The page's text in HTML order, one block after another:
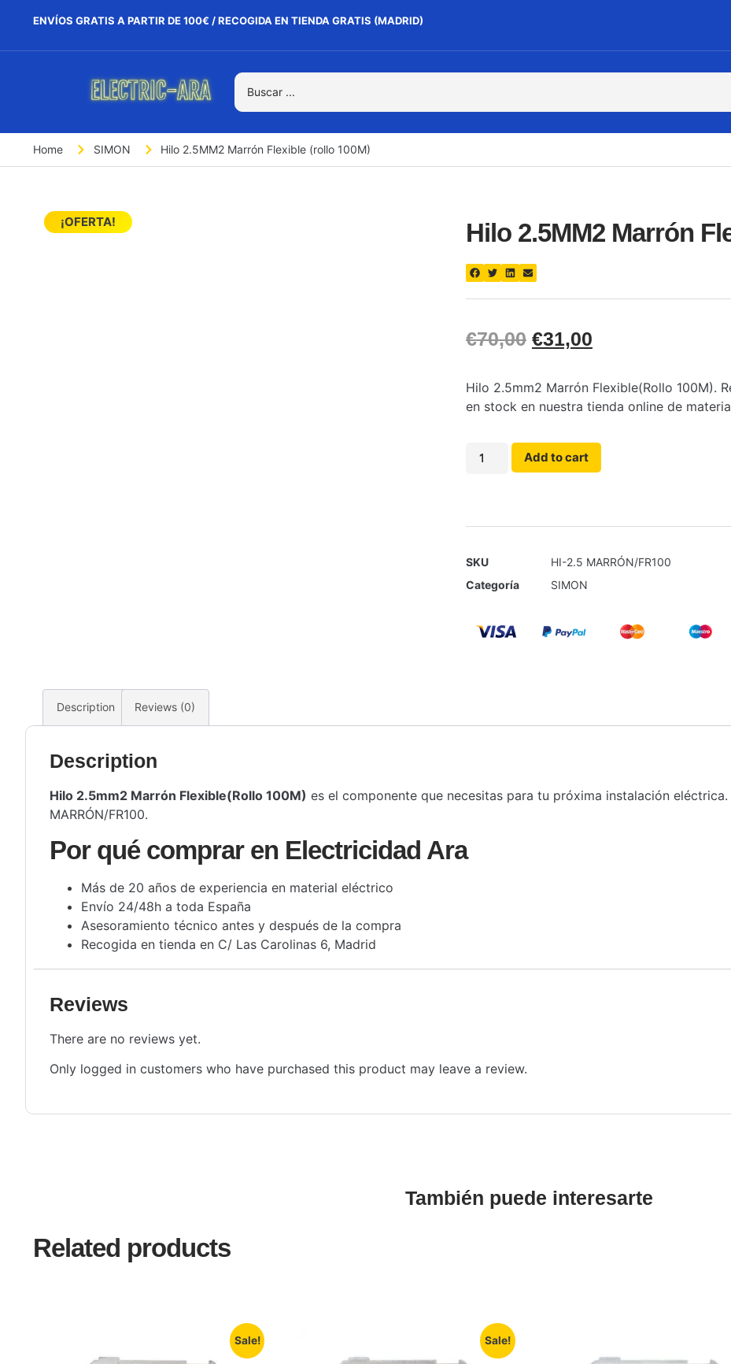
ENVÍOS GRATIS A PARTIR DE 100€ / RECOGIDA EN TIENDA GRATIS (MADRID)
Home SIMON Hilo 2.5MM2 Marrón Flexible (rollo 100M)
¡OFERTA! Hilo 2.5MM2 Marrón
€70,00 €31,00
Hilo 2.5mm2 Marrón Flexible(Rollo 100M).
en stock en nuestra tienda online de
Add to cart
SKU
HI-2.5 MARRÓN/FR100
Categoría
SIMON
Description Reviews (0)
Description
Hilo 2.5mm2 Marrón Flexible(Rollo 100M) es el componente que necesitas para tu próxima instalación
MARRÓN/FR100.
Por qué comprar en Electricidad Ara
Más de 20 años de experiencia en material eléctrico
Envío 24/48h a toda España
Asesoramiento técnico antes y después de la compra
Recogida en tienda en C/ Las Carolinas 6, Madrid
Reviews
There are no reviews yet.
Only logged in customers who have purchased this product may leave a review.
También puede interesarte
Related products
Sale! Sale!